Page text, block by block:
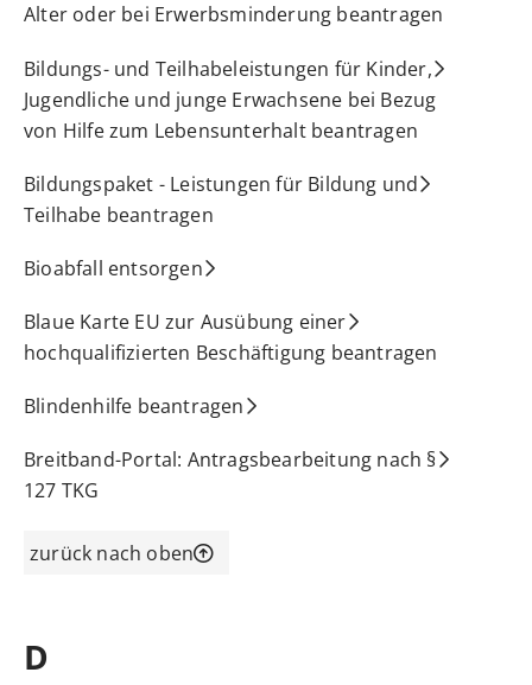
Alter oder bei Erwerbsminderung beantragen
Bildungs- und Teilhabeleistungen für Kinder,
Jugendliche und junge Erwachsene bei Bezug
von Hilfe zum Lebensunterhalt beantragen
Bildungspaket - Leistungen für Bildung und
Teilhabe beantragen
Bioabfall entsorgen
Blaue Karte EU zur Ausübung einer
hochqualifizierten Beschäftigung beantragen
Blindenhilfe beantragen
Breitband-Portal: Antragsbearbeitung nach §
127 TKG
zurück nach oben
D